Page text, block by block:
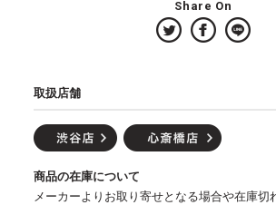
Share On
取扱店舗
商品の在庫について
メーカーよりお取り寄せとなる場合や在庫切